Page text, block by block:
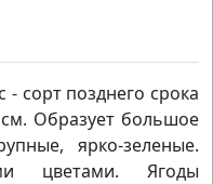
сорт позднего срока
Образует большое
ярко-зеленые.
цветами. Ягоды